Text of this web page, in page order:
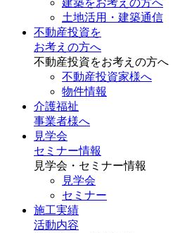
建築をお考えの方へ
土地活用・建築通信
不動産投資を
お考えの方へ
不動産投資をお考えの方へ
不動産投資家様へ
物件情報
介護福祉
事業者様へ
見学会
セミナー情報
見学会・セミナー情報
見学会
セミナー
施工実績
活動内容